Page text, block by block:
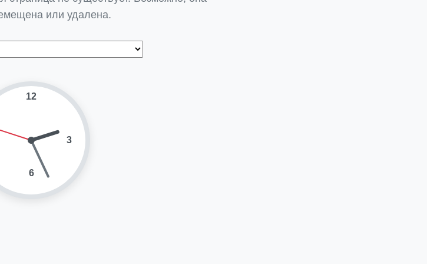
или удалена.
12
3
6